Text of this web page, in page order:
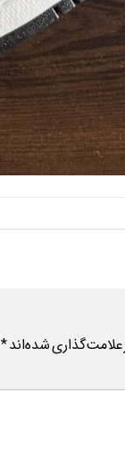
شده‌اند*